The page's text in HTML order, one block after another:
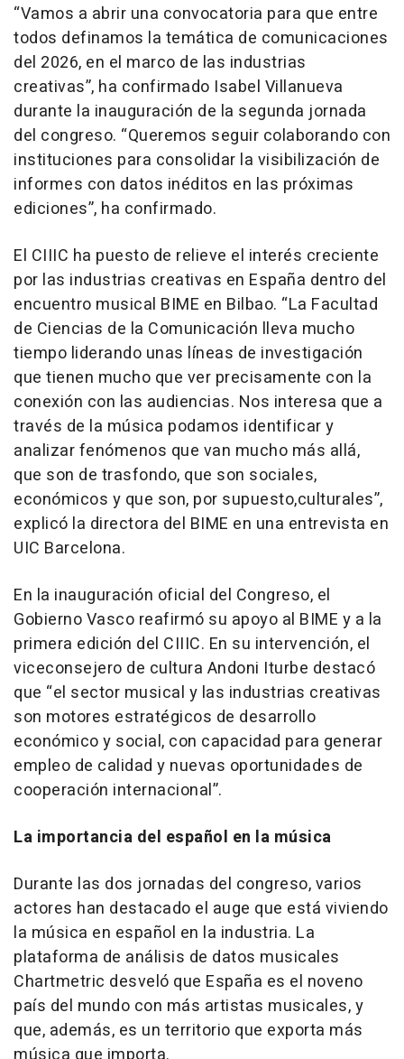
“Vamos a abrir una convocatoria para que entre
todos definamos la temática de comunicaciones
del 2026, en el marco de las industrias
creativas”, ha confirmado Isabel Villanueva
durante la inauguración de la segunda jornada
del congreso. “Queremos seguir colaborando con
instituciones para consolidar la visibilización de
informes con datos inéditos en las próximas
ediciones”, ha confirmado.
El CIIIC ha puesto de relieve el interés creciente
por las industrias creativas en España dentro del
encuentro musical BIME en Bilbao. “La Facultad
de Ciencias de la Comunicación lleva mucho
tiempo liderando unas líneas de investigación
que tienen mucho que ver precisamente con la
conexión con las audiencias. Nos interesa que a
través de la música podamos identificar y
analizar fenómenos que van mucho más allá,
que son de trasfondo, que son sociales,
económicos y que son, por supuesto,culturales”,
explicó la directora del BIME en una entrevista en
UIC Barcelona.
En la inauguración oficial del Congreso, el
Gobierno Vasco reafirmó su apoyo al BIME y a la
primera edición del CIIIC. En su intervención, el
viceconsejero de cultura Andoni Iturbe destacó
que “el sector musical y las industrias creativas
son motores estratégicos de desarrollo
económico y social, con capacidad para generar
empleo de calidad y nuevas oportunidades de
cooperación internacional”.
La importancia del español en la música
Durante las dos jornadas del congreso, varios
actores han destacado el auge que está viviendo
la música en español en la industria. La
plataforma de análisis de datos musicales
Chartmetric desveló que España es el noveno
país del mundo con más artistas musicales, y
que, además, es un territorio que exporta más